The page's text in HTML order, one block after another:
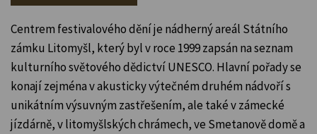
Centrem festivalového dění je nádherný areál Státního
zámku Litomyšl, který byl v roce 1999 zapsán na seznam
kulturního světového dědictví UNESCO. Hlavní pořady se
konají zejména v akusticky výtečném druhém nádvoří s
unikátním výsuvným zastřešením, ale také v zámecké
jízdárně, v litomyšlských chrámech, ve Smetanově domě a